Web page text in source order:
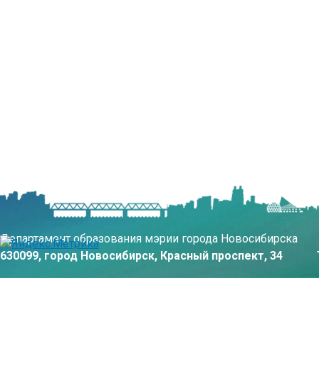
Департамент образования мэрии города Новосибирска
630099, город Новосибирск, Красный проспект, 34